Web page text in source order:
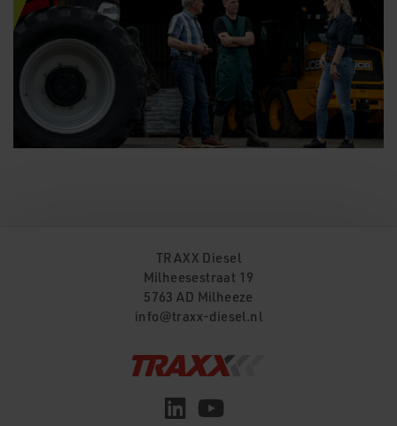
TRAXX Diesel
Milheesestraat 19
5763 AD Milheeze
info@traxx-diesel.nl